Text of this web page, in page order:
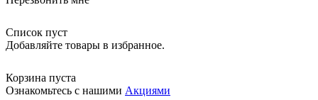
Список пуст
Добавляйте товары в избранное.
Корзина пуста
Ознакомьтесь с нашими Акциями